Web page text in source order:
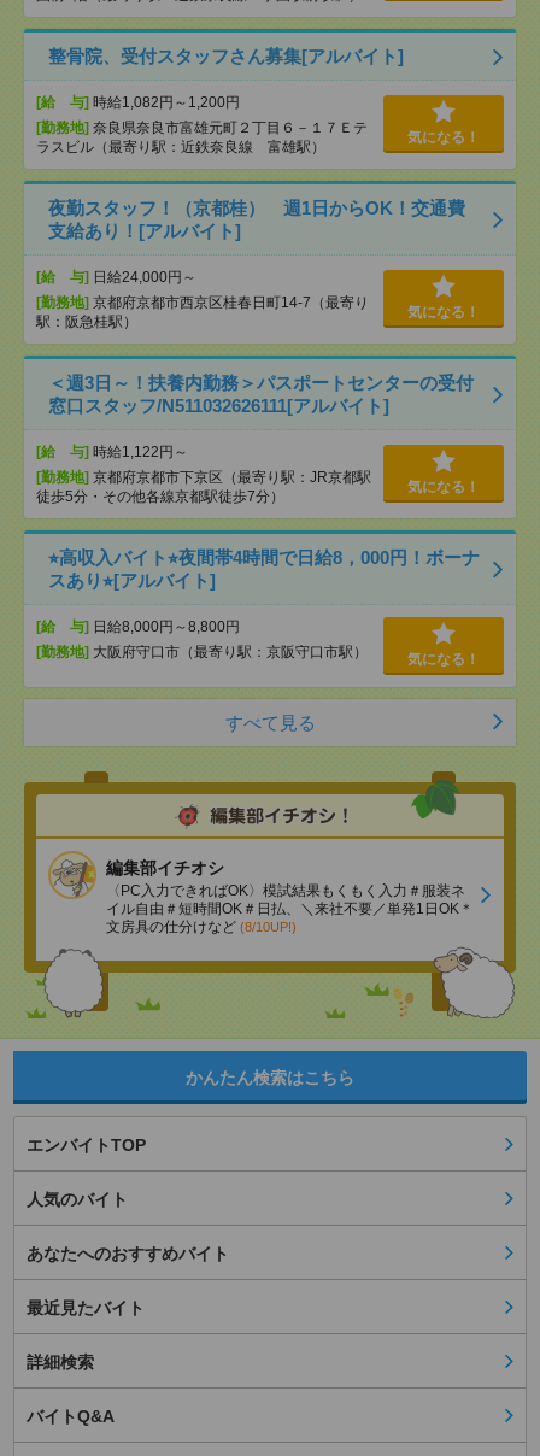
整骨院、受付スタッフさん募集[アルバイト]
[給 与] 時給1,082円～1,200円
[勤務地] 奈良県奈良市富雄元町２丁目６－１７Ｅテ
ラスビル（最寄り駅：近鉄奈良線 富雄駅）
気になる！
夜勤スタッフ！（京都桂） 週1日からOK！交通費
支給あり！[アルバイト]
[給 与] 日給24,000円～
[勤務地] 京都府京都市西京区桂春日町14-7（最寄り
駅：阪急桂駅）
気になる！
＜週3日～！扶養内勤務＞パスポートセンターの受付
窓口スタッフ/N511032626111[アルバイト]
[給 与] 時給1,122円～
[勤務地] 京都府京都市下京区（最寄り駅：JR京都駅
徒歩5分・その他各線京都駅徒歩7分）
気になる！
⭐︎高収入バイト⭐︎夜間帯4時間で日給8，000円！ボーナ
スあり⭐︎[アルバイト]
[給 与] 日給8,000円～8,800円
[勤務地] 大阪府守口市（最寄り駅：京阪守口市駅） 気になる！
すべて見る
編集部イチオシ
〈PC入力できればOK〉模試結果もくもく入力＃服装ネ
イル自由＃短時間OK＃日払、＼来社不要／単発1日OK＊
文房具の仕分けなど (8/10UP!)
かんたん検索はこちら
エンバイトTOP
人気のバイト
あなたへのおすすめバイト
最近見たバイト
詳細検索
バイトQ&A